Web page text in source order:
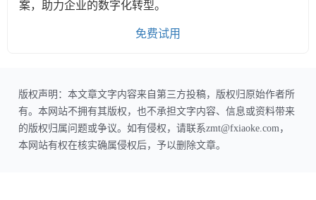
案，助力企业的数字化转型。
免费试用
版权声明：本文章文字内容来自第三方投稿，版权归原始作者所
有。本网站不拥有其版权，也不承担文字内容、信息或资料带来
的版权归属问题或争议。如有侵权，请联系zmt@fxiaoke.com，
本网站有权在核实确属侵权后，予以删除文章。